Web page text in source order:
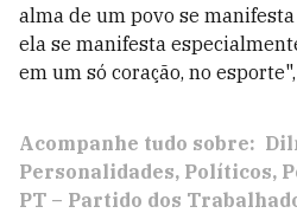
alma de um povo se
ela se manifesta
em um só coração, no
Acompanhe tudo sobre:
Personalidades Políticos
PT – Partido dos